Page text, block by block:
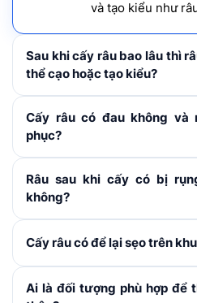
và tạo kiểu như
Sau khi cấy râu bao lâu thì
thể cạo hoặc tạo kiểu?
Râu sẽ bắt đầu mọc ổn định
tháng. Kết quả hoàn thiện
da. Sau 1 tháng có thể
Cấy râu có đau không và
phục?
Nhờ được gây tê tại chỗ
không đau. Sau thủ thuật có
khoảng 7 – 10
Râu sau khi cấy có bị
không?
Nang lông sau khi cấy vào da
tự nhiên và duy trì lâu dài,
Cấy râu có để lại sẹo trên
Các vị trí cấy chỉ là những vi
Ai là đối tượng phù hợp để